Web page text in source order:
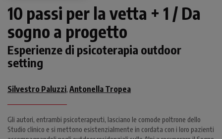
10 passi per la vetta + 1 / Da
sogno a progetto
Esperienze di psicoterapia outdoor
setting
Silvestro Paluzzi, Antonella Tropea
Gli autori, entrambi psicoterapeuti, lasciano le comode poltrone dello
Studio clinico e si mettono esistenzialmente in cordata con i loro pazienti